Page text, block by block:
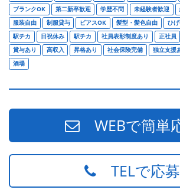
ブランクOK
第二新卒歓迎 学歴不問 未経験者歓迎
服装自由
制服貸与 ピアスOK 髪型・髪色自由 ひ
駅チカ
日祝休み 駅チカ 社員表彰制度あり 正社員
賞与あり
高収入 昇格あり 社会保険完備 独立支援
酒場
WEBで簡単
TELで応募